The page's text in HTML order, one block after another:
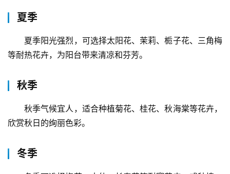
分
夏季
夏季阳光强烈，可选择太阳花、茉莉、栀子花、三角梅
等耐热花卉，为阳台带来清凉和芬芳。
秋季
秋季气候宜人，适合种植菊花、桂花、秋海棠等花卉，
欣赏秋日的绚丽色彩。
冬季